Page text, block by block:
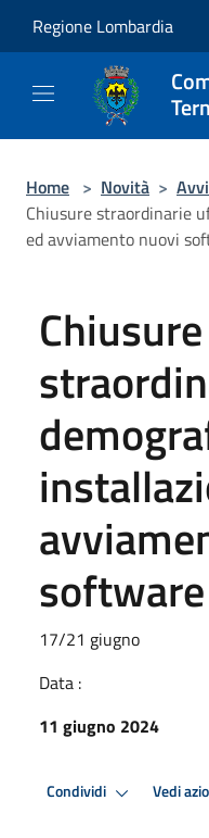
Regione Lombardia
Home > Novità >
Chiusure straordinarie
ed avviamento nuovi
Chiusure
17/21 giugno
Data :
11 giugno 2024
Condividi Vedi